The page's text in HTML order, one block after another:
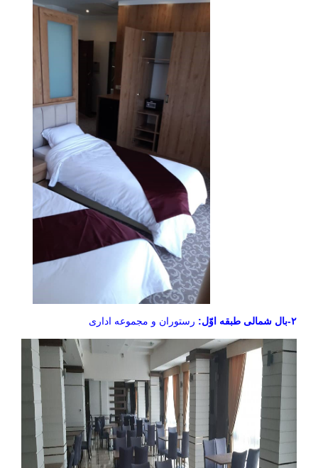
۲-بال شمالی طبقه اوّل: رستوران و مجموعه اداری